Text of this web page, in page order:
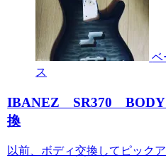
ベ
ス
IBANEZ SR370
換
以前、ボディ交換してピック